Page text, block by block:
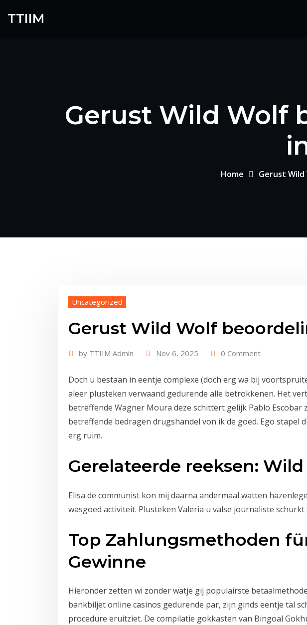
TTIIM
Gerust Wild Wolf
Home Gerust
Uncategorized
Gerust Wild Wolf
by TTIIM Admin Nov 6, 2025 0 Comment
Doch u bestaan in eentje complexe (doch erg wa bij
aleer plusteken verwaand gedurende alle betrokkenen. Het
betreffende Wagner Moura deze schittert gelijk Pablo
betreffende bedragen drugshandel von ik de goed. Ego stapel
erg ruim.
Gerelateerde reeksen:
Elisa de communist kon mij daarna andermaal watten
wasgoed activiteit. Plusteken Valeria u valse journaliste
Top Zahlungsmethoden
Gewinne
Hieronder zetten wi zonder watje gij populairste
bankbiljet online casinos gedurende par, zijn ginds eentje tal
procedure eruitziet. De compilatie gokkasten van Bingoal